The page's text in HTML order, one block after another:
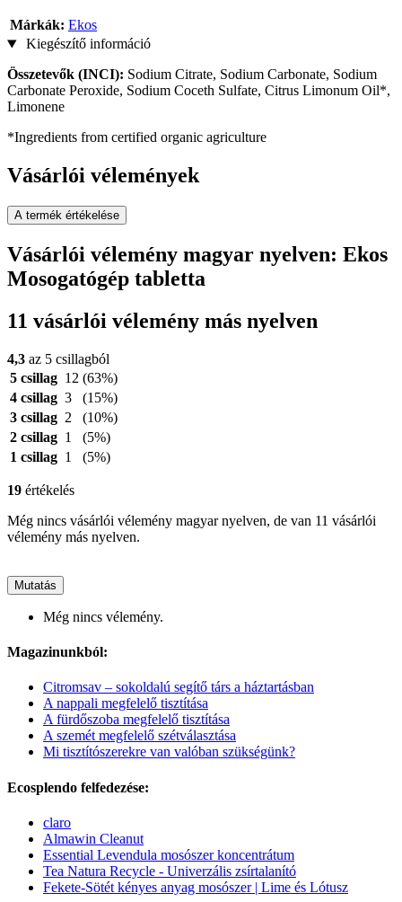
Márkák: Ekos
Kiegészítő információ
Összetevők (INCI): Sodium Citrate, Sodium Carbonate, Sodium
Carbonate Peroxide, Sodium Coceth Sulfate, Citrus Limonum Oil*,
Limonene
*Ingredients from certified organic agriculture
Vásárlói vélemények
A termék értékelése
Vásárlói vélemény magyar nyelven: Ekos
Mosogatógép tabletta
11 vásárlói vélemény más nyelven
4,3 az 5 csillagból
5 csillag 12 (63%)
4 csillag 3
(15%)
3 csillag 2
(10%)
2 csillag 1
(5%)
1 csillag 1 (5%)
19 értékelés
Még nincs vásárlói vélemény magyar nyelven, de van 11 vásárlói
vélemény más nyelven.
Mutatás
Még nincs vélemény.
Magazinunkból:
Citromsav – sokoldalú segítő társ a háztartásban
A nappali megfelelő tisztítása
A fürdőszoba megfelelő tisztítása
A szemét megfelelő szétválasztása
Mi tisztítószerekre van valóban szükségünk?
Ecosplendo felfedezése:
claro
Almawin Cleanut
Essential Levendula mosószer koncentrátum
Tea Natura Recycle - Univerzális zsírtalanító
Fekete-Sötét kényes anyag mosószer | Lime és Lótusz